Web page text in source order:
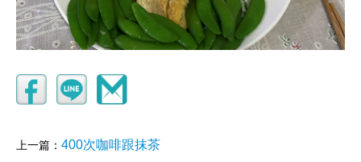
上一篇： 400次咖啡跟抹茶